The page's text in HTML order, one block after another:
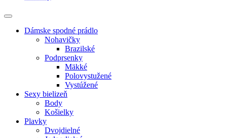
Dámske spodné prádlo
Nohavičky
Brazilské
Podprsenky
Mäkké
Polovystužené
Vystúžené
Sexy bielizeň
Body
Košielky
Plavky
Dvojdielné